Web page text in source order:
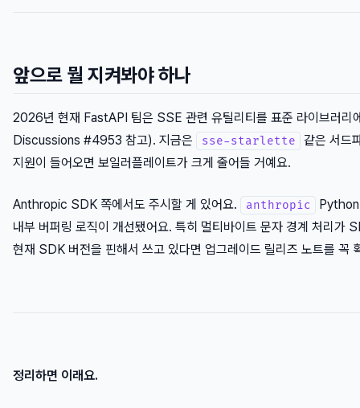
앞으로 뭘 지켜봐야 하나
2026년 현재 FastAPI 팀은 SSE 관련 유틸리티를 표준 라이브러
Discussions #4953 참고). 지금은
sse-starlette
같은 서드
지원이 들어오면 보일러플레이트가 크게 줄어들 거예요.
Anthropic SDK 쪽에서도 주시할 게 있어요. anthropic
내부 버퍼링 로직이 개선됐어요. 특히 멀티바이트 문자 경계 처리가
현재 SDK 버전을 핀해서 쓰고 있다면 업그레이드 릴리즈 노트를 꼭
정리하면 이래요.